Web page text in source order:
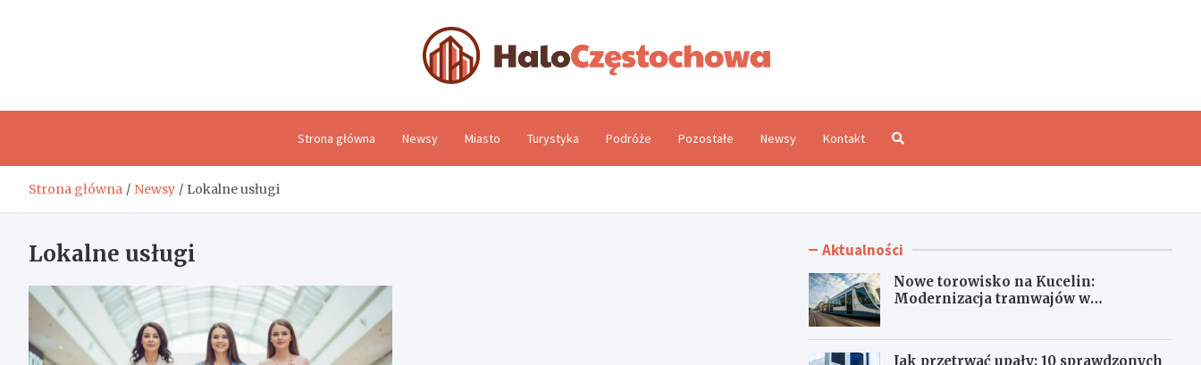
Strona główna Newsy Miasto Turystyka Podróże Pozostałe Newsy Kontakt
Strona główna Newsy Lokalne usługi
Lokalne usługi Aktualności
Nowe torowisko na Kucelin:
Modernizacja tramwajów w
Jak przetrwać upały: 10 sprawdzonych